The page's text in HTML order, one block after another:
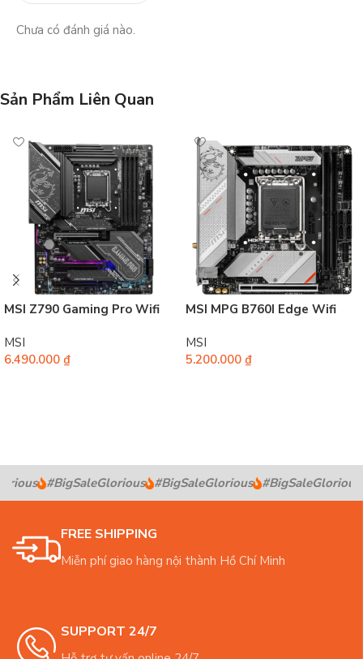
Chưa có đánh giá nào.
Sản Phẩm Liên Quan
MSI Z790 Gaming Pro Wifi
MSI
6.490.000 ₫
MSI MPG B760I Edge Wifi
MSI
5.200.000 ₫
#BigSaleGlorious #BigSaleGlorious #BigSaleGlorious
FREE SHIPPING
Miễn phí giao hàng nội thành Hồ Chí Minh
SUPPORT 24/7